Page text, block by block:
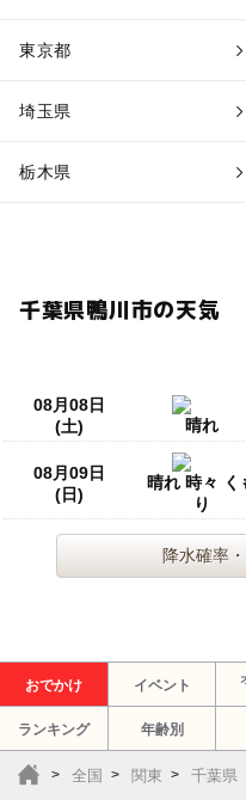
東京都
埼玉県
栃木県
千葉県鴨川市の天気
08月08日
(土)
晴れ
08月09日
(日)
晴れ 時々 く
り
降水確率
おでかけ イベント
ランキング 年齢別
全国 関東 千葉県